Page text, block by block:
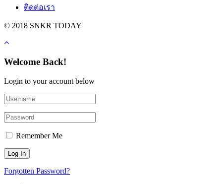
ติดต่อเรา
© 2018 SNKR TODAY
Welcome Back!
Login to your account below
Remember Me
Forgotten Password?